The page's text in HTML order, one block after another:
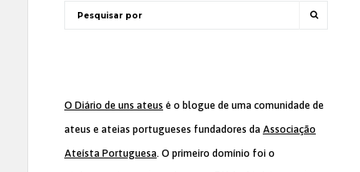
O Diário de uns ateus é o blogue de uma comunidade de
ateus e ateias portugueses fundadores da Associação
Ateísta Portuguesa. O primeiro domínio foi o